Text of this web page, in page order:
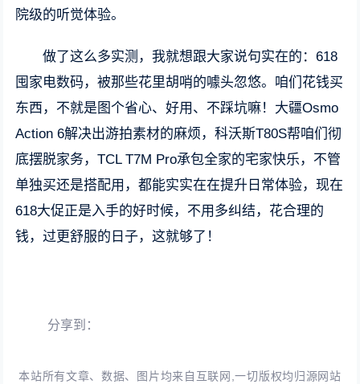
院级的听觉体验。
做了这么多实测，我就想跟大家说句实在的：618
囤家电数码，被那些花里胡哨的噱头忽悠。咱们花钱买
东西，不就是图个省心、好用、不踩坑嘛！大疆Osmo
Action 6解决出游拍素材的麻烦，科沃斯T80S帮咱们彻
底摆脱家务，TCL T7M Pro承包全家的宅家快乐，不管
单独买还是搭配用，都能实实在在提升日常体验，现在
618大促正是入手的好时候，不用多纠结，花合理的
钱，过更舒服的日子，这就够了！
分享到：
本站所有文章、数据、图片均来自互联网,一切版权均归源网站